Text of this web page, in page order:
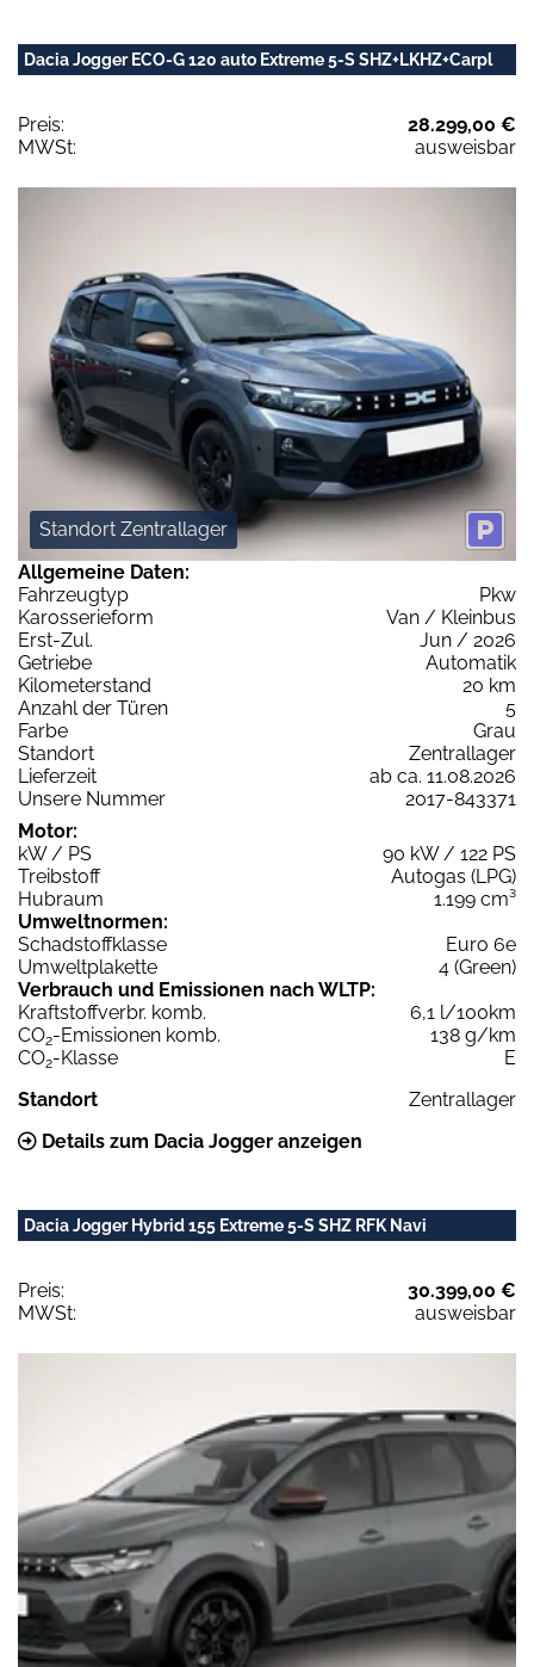
Dacia Jogger ECO-G 120 auto Extreme 5-S SHZ+LKHZ+Carpl
Preis:
28.299,00 €
MWSt:
ausweisbar
Standort Zentrallager
Allgemeine Daten:
Fahrzeugtyp
Pkw
Karosserieform
Van / Kleinbus
Erst-Zul.
Jun / 2026
Getriebe
Automatik
Kilometerstand
20 km
Anzahl der Türen
5
Farbe
Grau
Standort
Zentrallager
Lieferzeit
ab ca. 11.08.2026
Unsere Nummer
2017-843371
Motor:
kW / PS
90 kW / 122 PS
Treibstoff
Autogas (LPG)
Hubraum
1.199 cm³
Umweltnormen:
Schadstoffklasse
Euro 6e
Umweltplakette
4 (Green)
Verbrauch und Emissionen nach WLTP:
Kraftstoffverbr. komb.
6,1 l/100km
CO2-Emissionen komb.
138 g/km
CO2-Klasse
E
Standort
Zentrallager
Details zum Dacia Jogger anzeigen
Dacia Jogger Hybrid 155 Extreme 5-S SHZ RFK Navi
Preis:
30.399,00 €
MWSt:
ausweisbar